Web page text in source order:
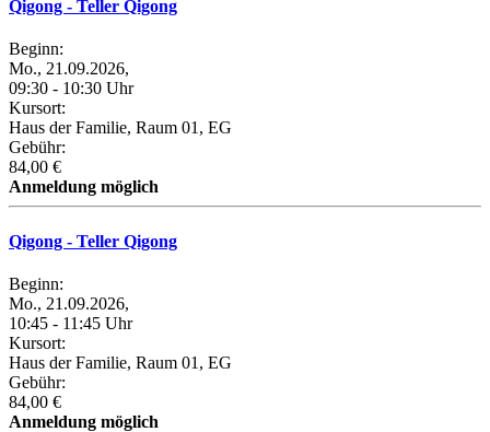
Qigong - Teller Qigong
Beginn:
Mo., 21.09.2026,
09:30 - 10:30 Uhr
Kursort:
Haus der Familie, Raum 01, EG
Gebühr:
84,00 €
Anmeldung möglich
Qigong - Teller Qigong
Beginn:
Mo., 21.09.2026,
10:45 - 11:45 Uhr
Kursort:
Haus der Familie, Raum 01, EG
Gebühr:
84,00 €
Anmeldung möglich